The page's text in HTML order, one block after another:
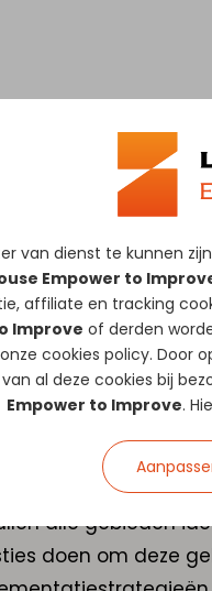
van dienst te kunnen
Empower to
affiliate en tracking
Improve of derden
cookies policy. Door
al deze cookies bij
Empower to Improve.
analyse die begint
bedrijf biedt. Dit
systemen die
van de
ook de
klanttevredenheid.
we een rapport
alle gebieden
doen om deze